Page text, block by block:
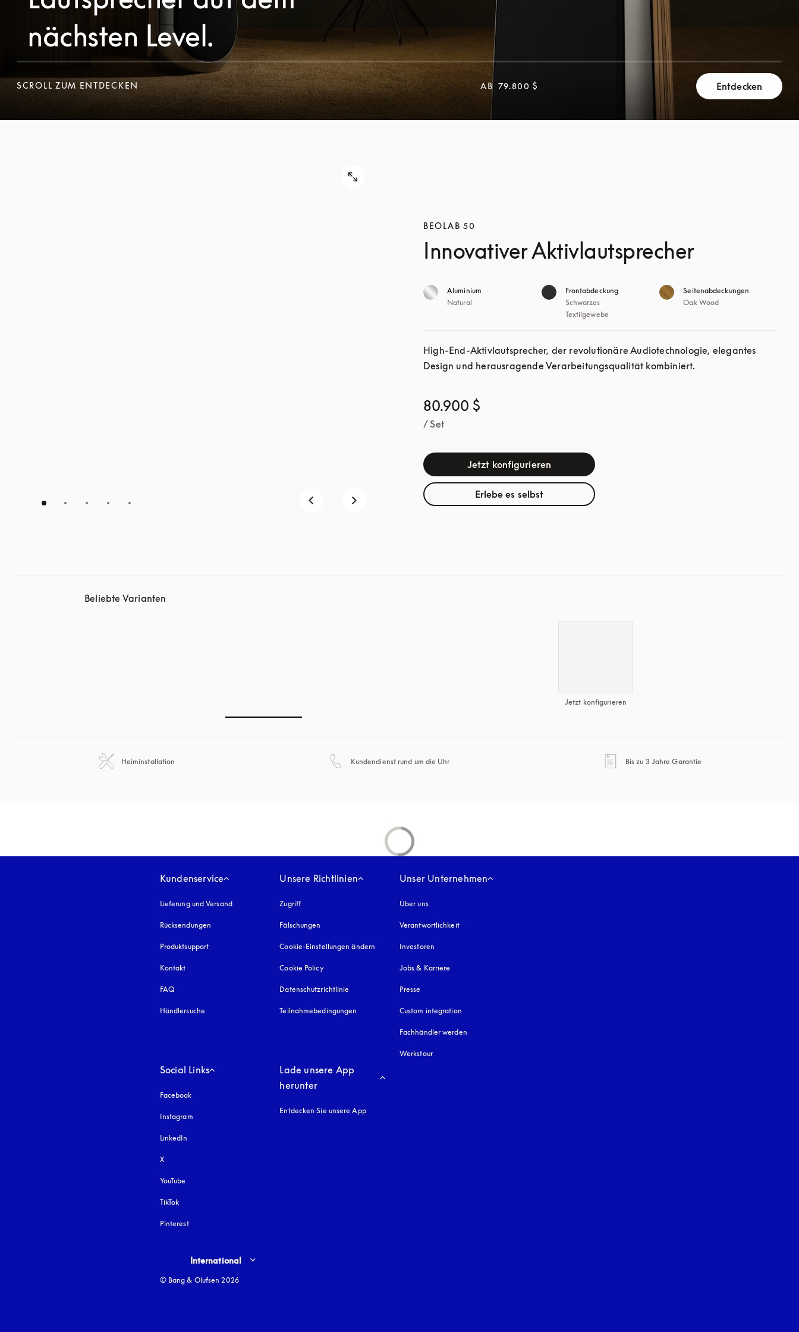
nächsten Level.
SCROLL ZUM ENTDECKEN
AB 79.800 $ Entdecken
BEOLAB 50
Innovativer Aktivlautsprecher
Aluminium
Natural
Frontabdeckung
Schwarzes
Textilgewebe
Seitenabdeckungen
Oak Wood
80.900 $
/ Set
Jetzt konfigurieren
Erlebe es selbst
High-End-Aktivlautsprecher, der revolutionäre Audiotechnologie, elegantes
Design und herausragende Verarbeitungsqualität kombiniert.
Beliebte Varianten
Jetzt konfigurieren
Heiminstallation Kundendienst rund um die Uhr Bis zu 3 Jahre Garantie
Kundenservice
Lieferung und Versand
Rücksendungen
Produktsupport
Kontakt
FAQ
Händlersuche
Unsere Richtlinien
Zugriff öffnet sich in einem neuen Tab
Fälschungen öffnet sich in einem neuen Tab
Cookie-Einstellungen ändern
Cookie Policyöffnet sich in einem neuen Tab
Datenschutzrichtlinie öffnet sich in einem neuen Tab
Teilnahmebedingungen
Unser Unternehmen
Über uns
Verantwortlichkeit
Investoren
Jobs & Karriere
Presse
Custom integration
Fachhändler werden
Werkstour
Social Links
Facebook
Instagram
LinkedIn
X
YouTube
TikTok
Pinterest
Lade unsere App
herunter
Entdecken Sie unsere App
Select country and language
International
© Bang & Olufsen 2026